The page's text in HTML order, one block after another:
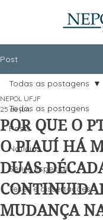
Post
Todas as postagens
Posts
Notícias
Séries Especiais
Teses e dissertações
Todas as postagens
POR QUE O
O PIAUÍ HÁ
DUAS
MUDANÇA
NEPOL UFJF
25 de jun.